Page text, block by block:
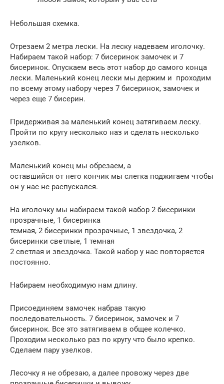
Небольшая схемка.
Отрезаем 2 метра лески. На леску надеваем иголочку.
Набираем такой набор: 7 бисеринок замочек и 7
бисеринок. Опускаем весь этот набор до самого конца
лески. Маленький конец лески мы держим и проходим
по всему этому набору через 7 бисеринок, замочек и
через еще 7 бисерин.
Придерживая за маленький конец затягиваем леску.
Пройти по кругу несколько наз и сделать несколько
узелков.
Маленький конец мы обрезаем, а
оставшийся от него кончик мы слегка поджигаем чтобы
он у нас не распускался.
На иголочку мы набираем такой набор 2 бисеринки
прозрачные, 1 бисеринка
темная, 2 бисеринки прозрачные, 1 звездочка, 2
бисеринки светлые, 1 темная
2 светлая и звездочка. Такой набор у нас повторяется
постоянно.
Набираем необходимую нам длину.
Присоединяем замочек набрав такую
последовательность. 7 бисеринок, замочек и 7
бисеринок. Все это затягиваем в общее колечко.
Проходим несколько раз по кругу что было крепко.
Сделаем пару узелков.
Лесочку я не обрезаю, а далее провожу через две